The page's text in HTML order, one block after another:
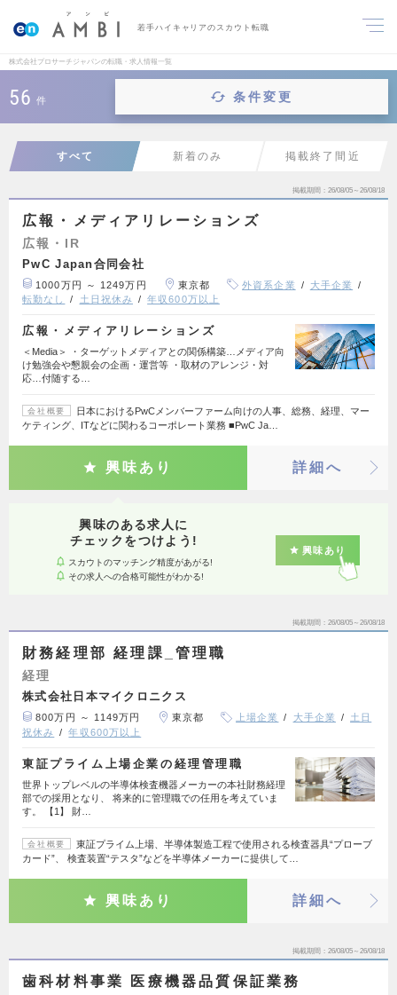
若手ハイキャリアのスカウト転職
株式会社プロサーチジャパンの転職・求人情報一覧
56 件 条件変更
すべて 新着のみ 掲載終了間近
掲載期間 26/08/05～26/08/18
広報・メディアリレーションズ
広報・IR
PwC Japan合同会社
1000万円 ～ 1249万円 東京都 外資系企業
大手企業
転勤なし
土日祝休み 年収600万以上
広報・メディアリレーションズ
＜Media＞ ・ターゲットメディアとの関係構築…メディア向
け勉強会や懇親会の企画・運営等 ・取材のアレンジ・対
応…付随する…
会社概要
日本におけるPwCメンバーファーム向けの人事、総務、経理、マー
ケティング、ITなどに関わるコーポレート業務 ■PwC Ja…
興味あり 詳細へ
興味のある求人に
チェックをつけよう!
スカウトのマッチング精度があがる!
その求人への合格可能性がわかる!
興味あり
掲載期間 26/08/05～26/08/18
財務経理部 経理課_管理職
経理
株式会社日本マイクロニクス
800万円 ～ 1149万円 東京都 上場企業 大手企業
土日
祝休み
年収600万以上
東証プライム上場企業の経理管理職
世界トップレベルの半導体検査機器メーカーの本社財務経理
部での採用となり、 将来的に管理職での任用を考えていま
す。 【1】 財…
会社概要
東証プライム上場、半導体製造工程で使用される検査器具“プローブ
カード”、 検査装置“テスタ”などを半導体メーカーに提供して…
興味あり 詳細へ
掲載期間 26/08/05～26/08/18
歯科材料事業 医療機器品質保証業務